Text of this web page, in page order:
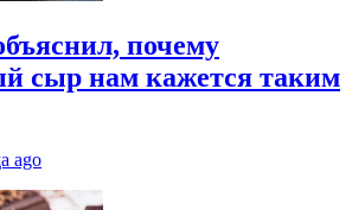
почему
сыр нам кажется таким
ago